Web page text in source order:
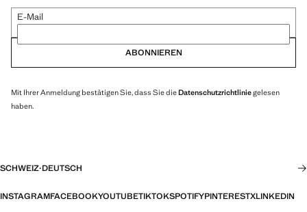
E-Mail
ABONNIEREN
Mit Ihrer Anmeldung bestätigen Sie, dass Sie dieDatenschutzrichtliniegelesen
haben.
SCHWEIZ·DEUTSCH
INSTAGRAMFACEBOOKYOUTUBETIKTOKSPOTIFYPINTERESTXLINKEDIN